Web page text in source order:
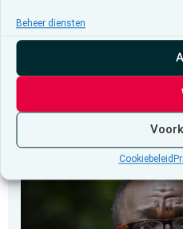
Beheer diensten
Cookiebeleid
Column
“Vertrouwen in